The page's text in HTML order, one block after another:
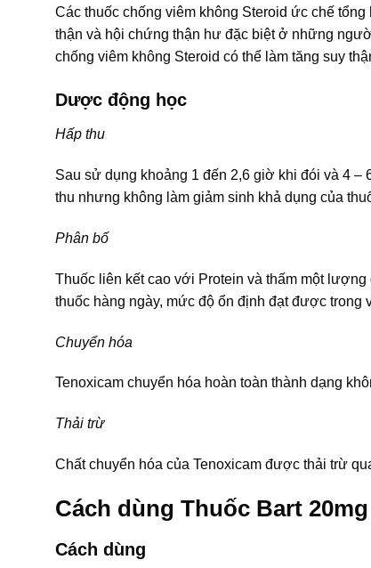
Các thuốc chống viêm không Steroid ức chế
thận và hội chứng thận hư đặc biệt ở những
chống viêm không Steroid có thể làm tăng suy
Dược động học
Hấp thu
Sau sử dụng khoảng 1 đến 2,6 giờ khi đói và 4 –
thu nhưng không làm giảm sinh khả dụng của
Phân bố
Thuốc liên kết cao với Protein và thấm một
thuốc hàng ngày, mức độ ổn định đạt được trong
Chuyển hóa
Tenoxicam chuyển hóa hoàn toàn thành dạng
Thải trừ
Chất chuyển hóa của Tenoxicam được thải trừ
Cách dùng Thuốc Bart 20mg
Cách dùng